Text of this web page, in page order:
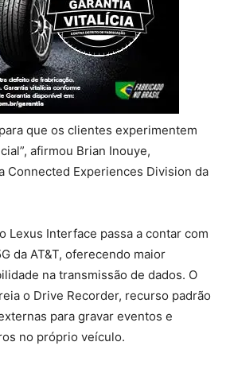
que os clientes experimentem
afirmou Brian Inouye,
Connected Experiences Division da
Lexus Interface passa a contar com
da AT&T, oferecendo maior
na transmissão de dados. O
o Drive Recorder, recurso padrão
para gravar eventos e
no próprio veículo.